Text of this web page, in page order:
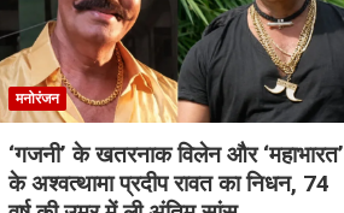
मनोरंजन
‘गजनी’ के खतरनाक विलेन और ‘महाभारत’
के अश्वत्थामा प्रदीप रावत का निधन, 74